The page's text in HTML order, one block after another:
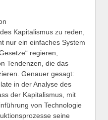
Kapitalismus zu reden,
nur ein einfaches System
regieren,
Tendenzen, die das
Genauer gesagt:
in der Analyse des
der Kapitalismus, mit
von Technologie
seine